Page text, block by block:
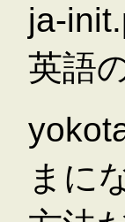
ja-
英語
まに